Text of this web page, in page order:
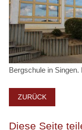
Bergschule in Singen.
ZURÜCK